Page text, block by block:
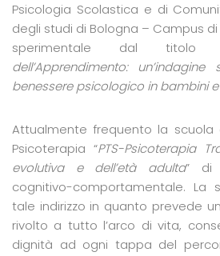
Psicologia Scolastica e di
degli studi di Bologna – Campus
sperimentale dal titolo
dell’Apprendimento:
benessere psicologico in bambini
Attualmente frequento la scuola
Psicoterapia “PTS-Psicoterapia
evolutiva e dell’età adulta” di
cognitivo-comportamentale.
tale indirizzo in quanto prevede
rivolto a tutto l’arco di vita,
dignità ad ogni tappa del